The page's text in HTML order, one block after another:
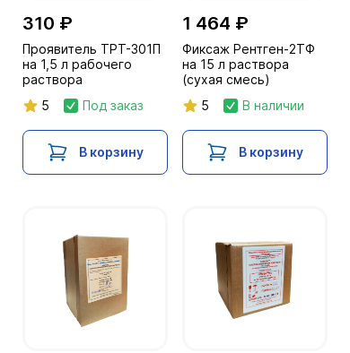
310 ₽
Проявитель ТРТ-301П
на 1,5 л рабочего
раствора
5
Под заказ
В корзину
1 464 ₽
Фиксаж Рентген-2ТФ
на 15 л раствора
(сухая смесь)
5
В наличии
В корзину